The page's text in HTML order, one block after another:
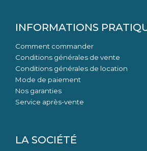
INFORMATIONS
Comment commander
Conditions générales de vente
Conditions générales de location
Mode de paiement
Nos garanties
Service après-vente
LA SOCIÉTÉ